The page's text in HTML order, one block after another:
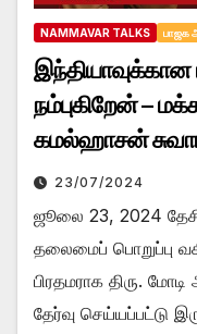
NAMMAVAR TALKS பாஜக
நம்புகிறேன் –
கமல்ஹாசன்
23/07/2024
ஜூலை 23, 2024
தலைமைப் பொறுப்பு
பிரதமராக திரு.
தேர்வு செய்யப்பட்டு